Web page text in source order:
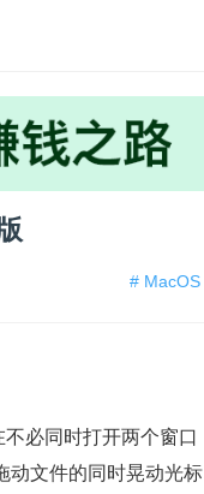
# MacOS
必同时打开两个窗口
动文件的同时晃动光标